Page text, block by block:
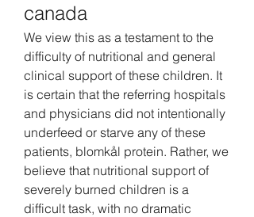
canada
We view this as a testament to the
difficulty of nutritional and general
clinical support of these children. It
is certain that the referring hospitals
and physicians did not intentionally
underfeed or starve any of these
patients, blomkål protein. Rather, we
believe that nutritional support of
severely burned children is a
difficult task, with no dramatic